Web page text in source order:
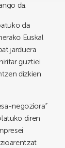
da.
da
Euskal
jarduera
guztiei
dizkien
negoziora”
diren